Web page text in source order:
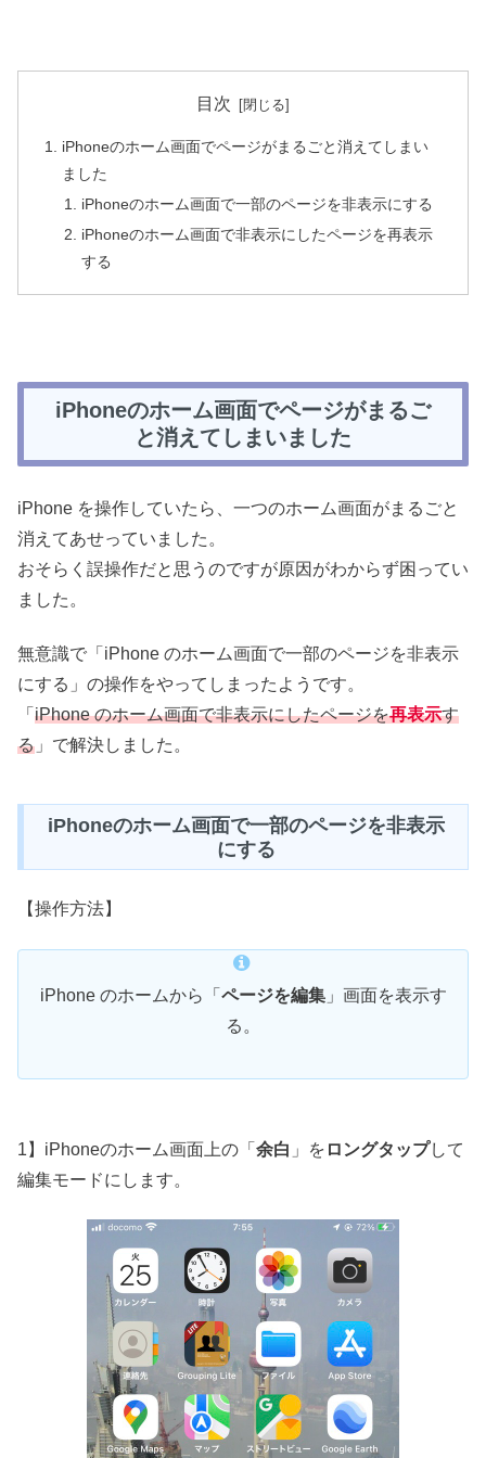
目次
iPhoneのホーム画面でページがまるごと消えてしまい
ました
iPhoneのホーム画面で一部のページを非表示にする
iPhoneのホーム画面で非表示にしたページを再表示
する
iPhoneのホーム画面でページがまるご
と消えてしまいました
iPhone を操作していたら、一つのホーム画面がまるごと
消えてあせっていました。
おそらく誤操作だと思うのですが原因がわからず困ってい
ました。
無意識で「iPhone のホーム画面で一部のページを非表示
にする」の操作をやってしまったようです。
「 iPhone のホーム画面で非表示にしたページを再表示す
る 」で解決しました。
iPhoneのホーム画面で一部のページを非表示
にする
【操作方法】
iPhone のホームから「 ページを編集」画面を表示す
る。
1】iPhoneのホーム画面上の「 余白 」を ロングタップして
編集モードにします。